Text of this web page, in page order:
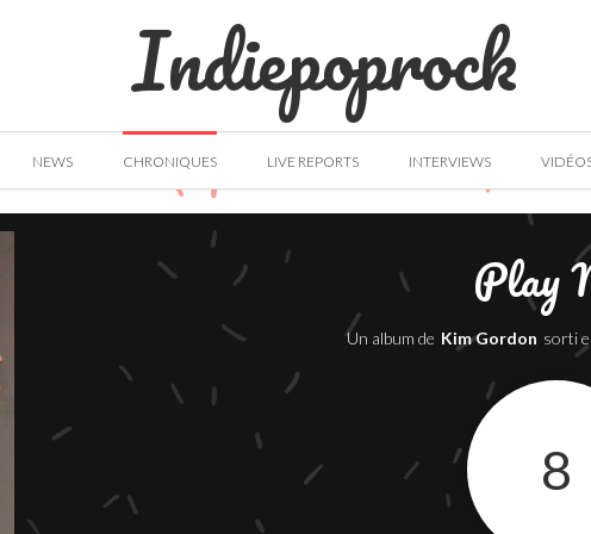
Indiepoprock
NEWS CHRONIQUES LIVE REPORTS INTERVIEWS
Play
Un album de Kim Gordon sorti
8